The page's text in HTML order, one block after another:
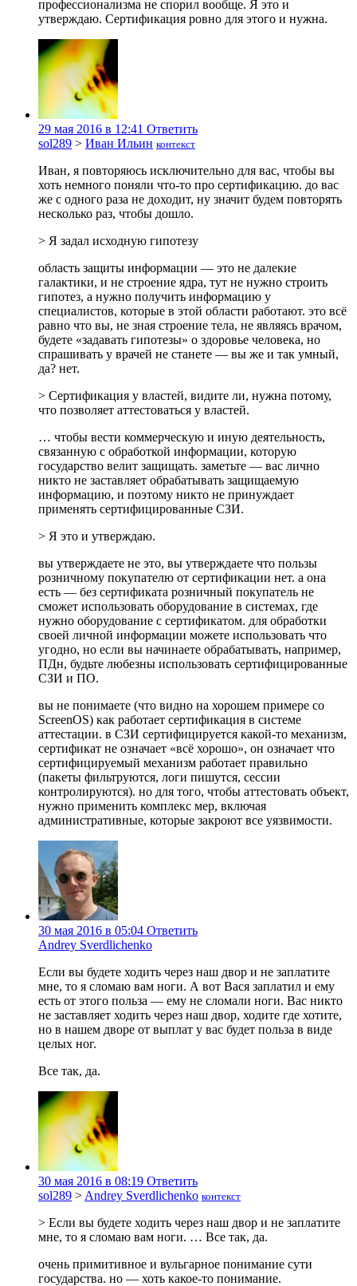
профессионализма не спорил вообще. Я это и
утверждаю. Сертификация ровно для этого и нужна.
29 мая 2016 в 12:41 Ответить
sol289 > Иван Ильин контекст
Иван, я повторяюсь исключительно для вас, чтобы вы
хоть немного поняли что-то про сертификацию. до вас
же с одного раза не доходит, ну значит будем повторять
несколько раз, чтобы дошло.
> Я задал исходную гипотезу
область защиты информации — это не далекие
галактики, и не строение ядра, тут не нужно строить
гипотез, а нужно получить информацию у
специалистов, которые в этой области работают. это всё
равно что вы, не зная строение тела, не являясь врачом,
будете «задавать гипотезы» о здоровье человека, но
спрашивать у врачей не станете — вы же и так умный,
да? нет.
> Сертификация у властей, видите ли, нужна потому,
что позволяет аттестоваться у властей.
… чтобы вести коммерческую и иную деятельность,
связанную с обработкой информации, которую
государство велит защищать. заметьте — вас лично
никто не заставляет обрабатывать защищаемую
информацию, и поэтому никто не принуждает
применять сертифицированные СЗИ.
> Я это и утверждаю.
вы утверждаете не это, вы утверждаете что пользы
розничному покупателю от сертификации нет. а она
есть — без сертификата розничный покупатель не
сможет использовать оборудование в системах, где
нужно оборудование с сертификатом. для обработки
своей личной информации можете использовать что
угодно, но если вы начинаете обрабатывать, например,
ПДн, будьте любезны использовать сертифицированные
СЗИ и ПО.
вы не понимаете (что видно на хорошем примере со
ScreenOS) как работает сертификация в системе
аттестации. в СЗИ сертифицируется какой-то механизм,
сертификат не означает «всё хорошо», он означает что
сертифицируемый механизм работает правильно
(пакеты фильтруются, логи пишутся, сессии
контролируются). но для того, чтобы аттестовать объект,
нужно применить комплекс мер, включая
административные, которые закроют все уязвимости.
30 мая 2016 в 05:04 Ответить
Andrey Sverdlichenko
Если вы будете ходить через наш двор и не заплатите
мне, то я сломаю вам ноги. А вот Вася заплатил и ему
есть от этого польза — ему не сломали ноги. Вас никто
не заставляет ходить через наш двор, ходите где хотите,
но в нашем дворе от выплат у вас будет польза в виде
целых ног.
Все так, да.
30 мая 2016 в 08:19 Ответить
sol289 > Andrey Sverdlichenko контекст
> Если вы будете ходить через наш двор и не заплатите
мне, то я сломаю вам ноги. … Все так, да.
очень примитивное и вульгарное понимание сути
государства. но — хоть какое-то понимание.